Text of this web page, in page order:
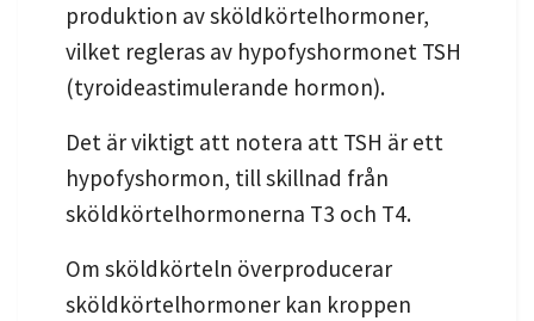
produktion av sköldkörtelhormoner,
vilket regleras av hypofyshormonet TSH
(tyroideastimulerande hormon).
Det är viktigt att notera att TSH är ett
hypofyshormon, till skillnad från
sköldkörtelhormonerna T3 och T4.
Om sköldkörteln överproducerar
sköldkörtelhormoner kan kroppen